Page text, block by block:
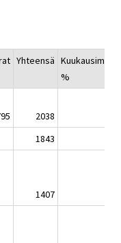
Yhteensä
%
2038
1843
1407